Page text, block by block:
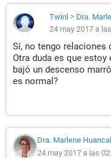
Twinl > Dra.
24 may 2017 a
Sí, no tengo relaciones
Otra duda es que
bajó un descenso
es normal?
Dra. Marlene
24 may 2017 a las